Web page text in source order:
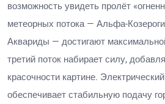
возможность увидеть пролёт
метеорных потока — Альфа-
Аквариды — достигают
третий поток набирает силу,
красочности картине.
обеспечивает стабильную подачу